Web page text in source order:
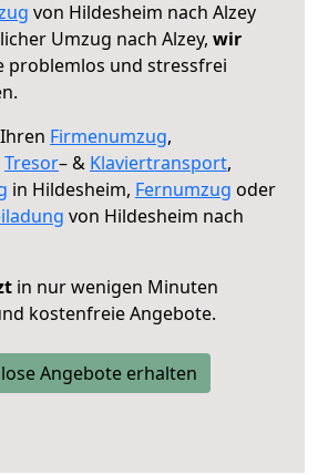
von Hildesheim nach Alzey
Umzug nach Alzey, wir
problemlos und stressfrei
Firmenumzug,
Tresor– & Klaviertransport,
in Hildesheim, Fernumzug oder
von Hildesheim nach
in nur wenigen Minuten
kostenfreie Angebote.
Angebote erhalten